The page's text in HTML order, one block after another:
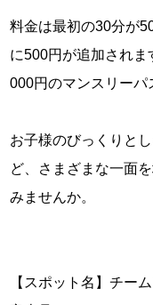
料金は最初の30分が
に500円が追加され
000円のマンスリーパ
お子様のびっくりと
ど、さまざまな一面
みませんか。
【スポット名】チー